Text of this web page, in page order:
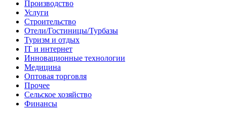
Производство
Услуги
Строительство
Отели/Гостиницы/Турбазы
Туризм и отдых
IT и интернет
Инновационные технологии
Медицина
Оптовая торговля
Прочее
Сельское хозяйство
Финансы